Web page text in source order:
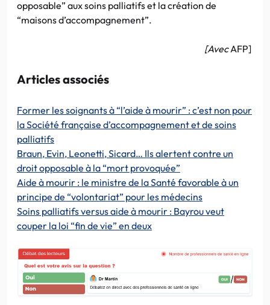
opposable” aux soins palliatifs et la création de
“maisons d’accompagnement”.
[AvecAFP]
Articles associés
Former les soignants à “l’aide à mourir” : c’est non pour
la Société française d’accompagnement et de soins
palliatifs
Braun, Evin, Leonetti, Sicard… Ils alertent contre un
droit opposable à la “mort provoquée”
Aide à mourir : le ministre de la Santé favorable à un
principe de “volontariat” pour les médecins
Soins palliatifs versus aide à mourir : Bayrou veut
couper la loi “fin de vie” en deux